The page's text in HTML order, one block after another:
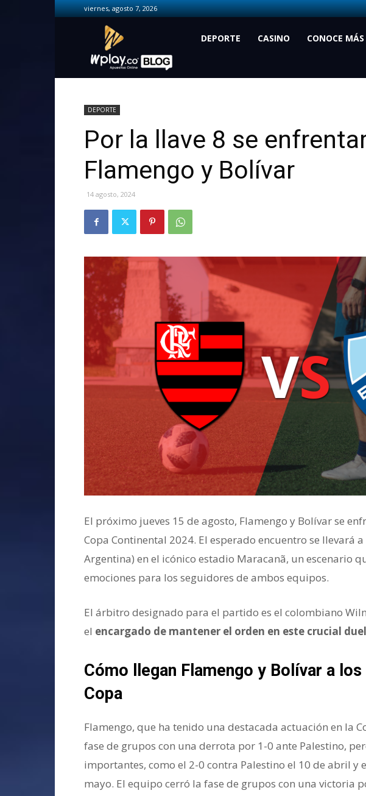
viernes, agosto 7, 2026
Wplay.co
DEPORTE CASINO CONOCE MÁS
DEPORTE
Por la llave 8 se
Flamengo y Bolívar
14 agosto, 2024
El próximo jueves 15 de agosto, Flamengo y Bolívar se
Copa Continental 2024. El esperado encuentro se llevará
Argentina) en el icónico estadio Maracanã, un escenario
emociones para los seguidores de ambos equipos.
El árbitro designado para el partido es el colombiano
el encargado de mantener el orden en este crucial
Cómo llegan Flamengo y Bolívar a
Copa
Flamengo, que ha tenido una destacada actuación en la
fase de grupos con una derrota por 1-0 ante Palestino,
importantes, como el 2-0 contra Palestino el 10 de abril y
mayo. El equipo cerró la fase de grupos con una victoria